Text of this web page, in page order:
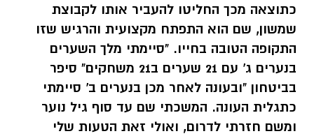
כתוצאה מכך החליטו להעביר אותו לקבוצת
שמשון, שם הוא התפתח מקצועית והרגיש שזו
התקופה הטובה בחייו. "סיימתי מלך השערים
בנערים ג' עם 21 שערים ב21 משחקים" סיפר
בביטחון "ובעונה לאחר מכן בנערים ב' סיימתי
כתגלית העונה. המשכתי שם עד סוף גיל נוער
ומשם חזרתי לדרום, ואולי זאת הטעות שלי